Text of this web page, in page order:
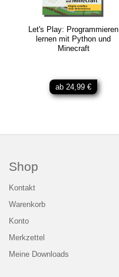
Let's Play: Programmieren
lernen mit Python und
Minecraft
ab 24,99 €
Shop
Kontakt
Warenkorb
Konto
Merkzettel
Meine Downloads